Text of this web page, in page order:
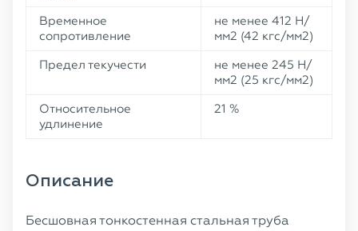
Временное
сопротивление
не менее 412 Н/
мм2 (42 кгс/мм2)
Предел текучести
не менее 245 Н/
мм2 (25 кгс/мм2)
Относительное
удлинение
21 %
Описание
Бесшовная тонкостенная стальная труба